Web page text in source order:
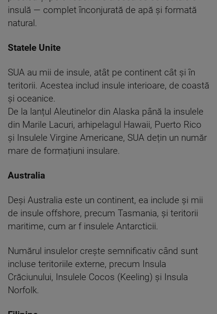
insulă — complet înconjurată de apă și formată
natural.
Statele Unite
SUA au mii de insule, atât pe continent cât și în
teritorii. Acestea includ insule interioare, de coastă
și oceanice.
De la lanțul Aleutinelor din Alaska până la insulele
din Marile Lacuri, arhipelagul Hawaii, Puerto Rico
și Insulele Virgine Americane, SUA dețin un număr
mare de formațiuni insulare.
Australia
Deși Australia este un continent, ea include și mii
de insule offshore, precum Tasmania, și teritorii
maritime, cum ar f insulele Antarcticii.
Numărul insulelor crește semnificativ când sunt
incluse teritoriile externe, precum Insula
Crăciunului, Insulele Cocos (Keeling) și Insula
Norfolk.